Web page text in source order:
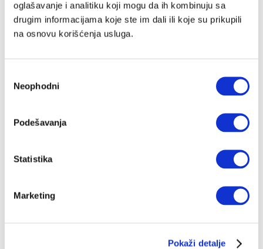
oglašavanje i analitiku koji mogu da ih kombinuju sa
drugim informacijama koje ste im dali ili koje su prikupili
na osnovu korišćenja usluga.
сагласности
Neophodni
Podešavanja
Statistika
Marketing
Pokaži detalje